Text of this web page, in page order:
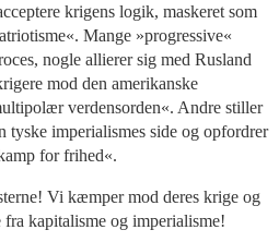
krigens logik, maskeret som
Mange »progressive«
nogle allierer sig med Rusland
mod den amerikanske
verdensorden«. Andre stiller
tyske imperialismes side og opfordrer
for frihed«.
Vi kæmper mod deres krige og
fra kapitalisme og imperialisme!